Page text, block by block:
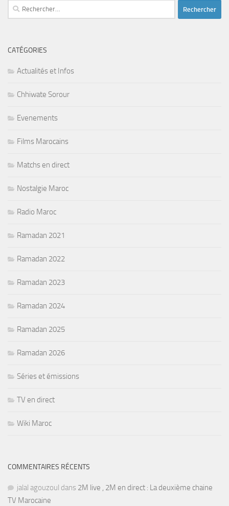
Rechercher :
CATÉGORIES
Actualités et Infos
Chhiwate Sorour
Evenements
Films Marocains
Matchs en direct
Nostalgie Maroc
Radio Maroc
Ramadan 2021
Ramadan 2022
Ramadan 2023
Ramadan 2024
Ramadan 2025
Ramadan 2026
Séries et émissions
TV en direct
Wiki Maroc
COMMENTAIRES RÉCENTS
jalal agouzoul dans 2M live , 2M en direct : La deuxième chaine
TV Marocaine